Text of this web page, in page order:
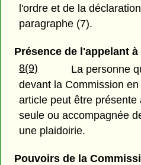
l'ordre et de la
paragraphe (7).
Présence de l'appelant
8(9)
La personne
devant la Commission
article peut être présente
seule ou accompagnée
une plaidoirie.
Pouvoirs de la